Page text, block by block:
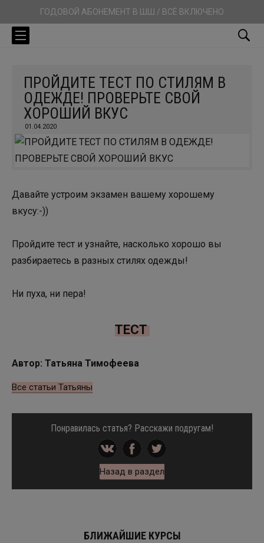
ГОДОВОЙ АБОНЕМЕНТ В ШШ / ВСЁ ВКЛЮЧЕНО
ПРОЙДИТЕ ТЕСТ ПО СТИЛЯМ В
ОДЕЖДЕ! ПРОВЕРЬТЕ СВОЙ
ХОРОШИЙ ВКУС
01.04.2020
Давайте устроим экзамен вашему хорошему
вкусу:-))
Пройдите тест и узнайте, насколько хорошо вы
разбираетесь в разных стилях одежды!
Ни пуха, ни пера!
ТЕСТ
Автор: Татьяна Тимофеева
Все статьи Татьяны
Понравилась статья? Расскажи подругам!
Назад в раздел
БЛИЖАЙШИЕ КУРСЫ